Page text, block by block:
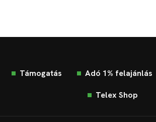
Támogatás Adó 1% felajánlás
Telex Shop